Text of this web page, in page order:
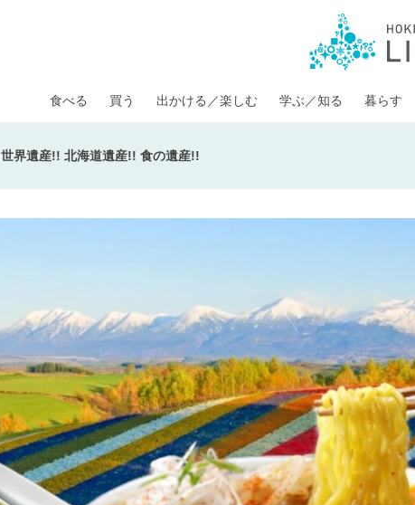
食べる 買う 出かける／楽しむ 学ぶ／知る 暮らす
世界遺産!! 北海道遺産!! 食の遺産!!